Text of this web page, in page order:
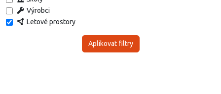
Výrobci
Letové prostory
Aplikovat filtry